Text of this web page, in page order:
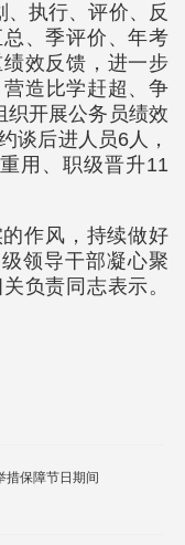
执行、评价、反
、季评价、年考
效反馈，进一步
营造比学赶超、争
织开展公务员绩效
谈后进人员6人，
用、职级晋升11
作风，持续做好
领导干部凝心聚
负责同志表示。
措保障节日期间